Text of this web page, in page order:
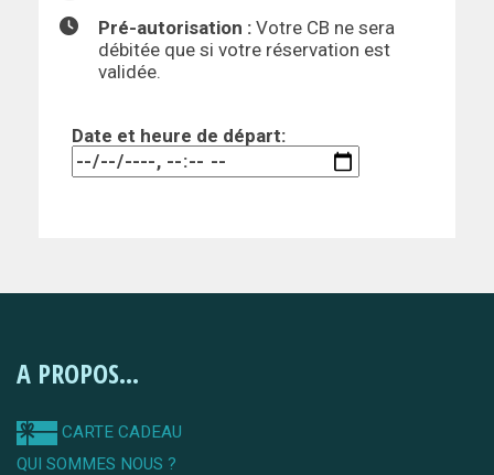
Pré-autorisation : Votre CB ne sera
débitée que si votre réservation est
validée.
Date et heure de départ:
A PROPOS...
CARTE CADEAU
QUI SOMMES NOUS ?